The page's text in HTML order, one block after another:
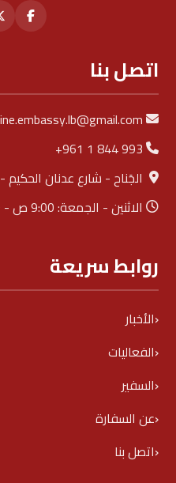
اتصل بنا
+961 1 844 993
الجَناح - شارع عدنان الحكيم
الاثنين - الجمعة: 9:00 ص - 3:00 م
روابط سريعة
الأخبار
الفعاليات
السفير
عن السفارة
اتصل بنا